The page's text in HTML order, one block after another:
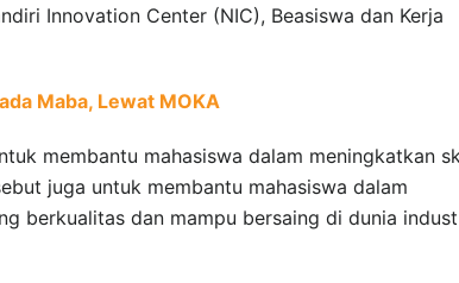
Innovation Center (NIC), Beasiswa dan Kerja
Maba, Lewat MOKA
membantu mahasiswa dalam meningkatkan
juga untuk membantu mahasiswa dalam
berkualitas dan mampu bersaing di dunia